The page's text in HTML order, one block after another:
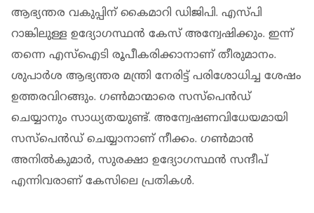
ആഭ്യന്തര വകുപ്പിന് കൈമാറി ഡിജിപി. എസ്പി
റാങ്കിലുള്ള ഉദ്യോഗസ്ഥന്‍ കേസ് അന്വേഷിക്കും. ഇന്ന്
തന്നെ എസ്‌ഐടി രൂപീകരിക്കാനാണ് തീരുമാനം.
ശുപാര്‍ശ ആഭ്യന്തര മന്ത്രി നേരിട്ട് പരിശോധിച്ച ശേഷം
ഉത്തരവിറങ്ങും. ഗണ്‍മാന്മാരെ സസ്പെന്‍ഡ്
ചെയ്യാനും സാധ്യതയുണ്ട്. അന്വേഷണവിധേയമായി
സസ്പെന്‍ഡ് ചെയ്യാനാണ് നീക്കം. ഗണ്‍മാന്‍
അനില്‍കുമാര്‍, സുരക്ഷാ ഉദ്യോഗസ്ഥന്‍ സന്ദീപ്
എന്നിവരാണ് കേസിലെ പ്രതികള്‍.